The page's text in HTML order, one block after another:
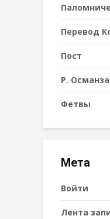
Перевод
Пост
Р.
Фетвы
Мета
Войти
Лента